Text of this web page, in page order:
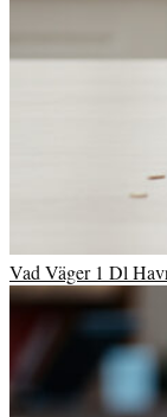
Vad Väger 1 Dl